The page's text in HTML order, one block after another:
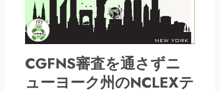
CGFNS審査を通さずニ
ューヨーク州のNCLEXテ